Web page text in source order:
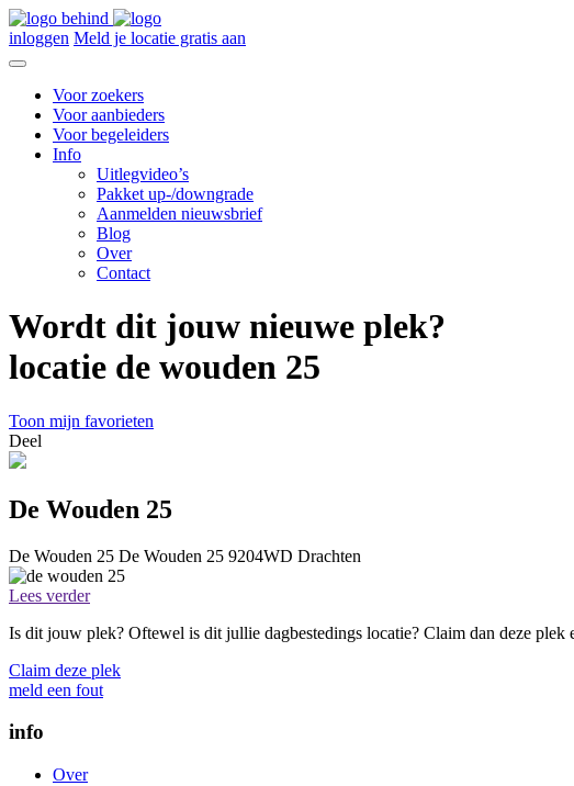
inloggen Meld je locatie gratis aan
Voor zoekers
Voor aanbieders
Voor begeleiders
Info
Uitlegvideo’s
Pakket up-/downgrade
Aanmelden nieuwsbrief
Blog
Over
Contact
Wordt dit jouw nieuwe plek?
locatie de wouden 25
Toon mijn favorieten
Deel
De Wouden 25
De Wouden 25 De Wouden 25 9204WD Drachten
Lees verder
Is dit jouw plek? Oftewel is dit jullie dagbestedings locatie? Claim dan deze plek
Claim deze plek
meld een fout
info
Over